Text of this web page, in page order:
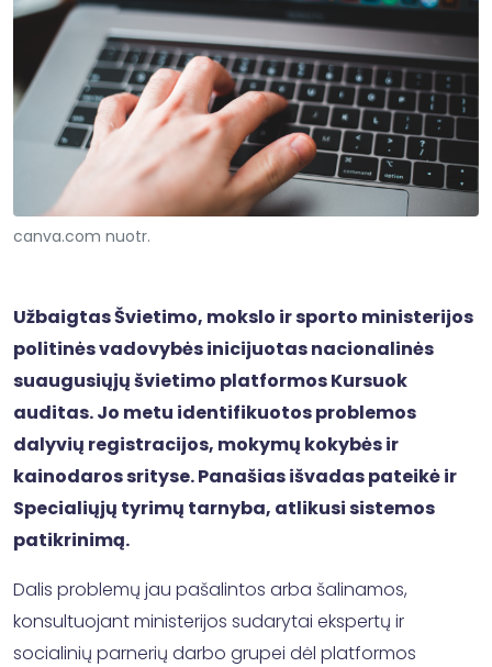
canva.com nuotr.
Užbaigtas Švietimo, mokslo ir sporto ministerijos
politinės vadovybės inicijuotas nacionalinės
suaugusiųjų švietimo platformos Kursuok
auditas. Jo metu identifikuotos problemos
dalyvių registracijos, mokymų kokybės ir
kainodaros srityse. Panašias išvadas pateikė ir
Specialiųjų tyrimų tarnyba, atlikusi sistemos
patikrinimą.
Dalis problemų jau pašalintos arba šalinamos,
konsultuojant ministerijos sudarytai ekspertų ir
socialinių parnerių darbo grupei dėl platformos